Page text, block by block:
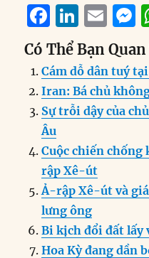
F
a
c
e
b
o
o
k
Li
n
k
e
d
n
E
m
ai
l
e
Có Thể Bạn
Cám dỗ dân tuý
Iran: Bá chủ
Sự trỗi dậy của
Âu
Cuộc chiến chống
rập Xê-út
Ả-rập Xê-út và
lưng ông
Bi kịch đổi đất lấy
Hoa Kỳ đang dần